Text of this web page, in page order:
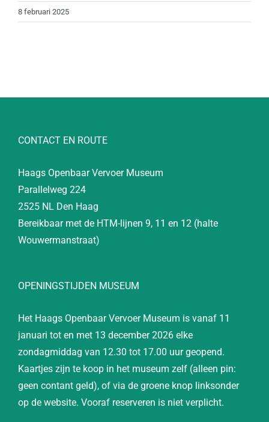
8 februari 2025
CONTACT EN ROUTE
Haags Openbaar Vervoer Museum
Parallelweg 224
2525 NL Den Haag
Bereikbaar met de HTM-lijnen 9, 11 en 12 (halte
Wouwermanstraat)
OPENINGSTIJDEN MUSEUM
Het Haags Openbaar Vervoer Museum is vanaf 11
januari tot en met 13 december 2026 elke
zondagmiddag van 12.30 tot 17.00 uur geopend.
Kaartjes zijn te koop in het museum zelf (alleen pin:
geen contant geld), of via de groene knop linksonder
op de website. Vooraf reserveren is niet verplicht.